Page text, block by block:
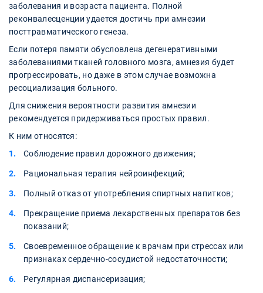
заболевания и возраста пациента. Полной
реконвалесценции удается достичь при амнезии
посттравматического генеза.
Если потеря памяти обусловлена дегенеративными
заболеваниями тканей головного мозга, амнезия будет
прогрессировать, но даже в этом случае возможна
ресоциализация больного.
Для снижения вероятности развития амнезии
рекомендуется придерживаться простых правил.
К ним относятся:
Соблюдение правил дорожного движения;
Рациональная терапия нейроинфекций;
Полный отказ от употребления спиртных напитков;
Прекращение приема лекарственных препаратов без
показаний;
Своевременное обращение к врачам при стрессах или
признаках сердечно-сосудистой недостаточности;
Регулярная диспансеризация;